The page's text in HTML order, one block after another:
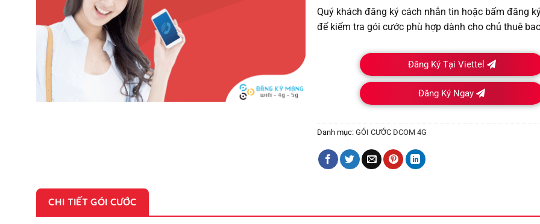
Quý khách đăng ký cách nhắn tin hoặc bấm đăng
để kiểm tra gói cước phù hợp dành cho chủ thuê
Đăng Ký Tại Viettel
Đăng Ký Ngay
Danh mục:GÓI CƯỚC DCOM 4G
CHI TIẾT GÓI CƯỚC